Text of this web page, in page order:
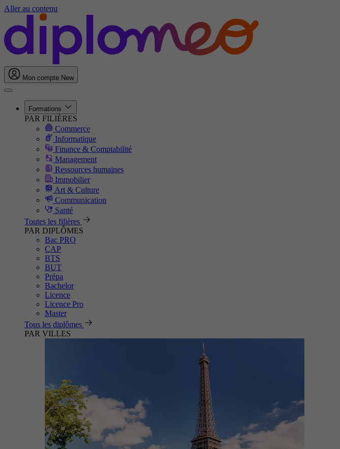
Aller au contenu
Mon compte New
Formations
PAR FILIÈRES
Commerce
Informatique
Finance & Comptabilité
Management
Ressources humaines
Immobilier
Art & Culture
Communication
Santé
Toutes les filières
PAR DIPLÔMES
Bac PRO
CAP
BTS
BUT
Prépa
Bachelor
Licence
Licence Pro
Master
Tous les diplômes
PAR VILLES